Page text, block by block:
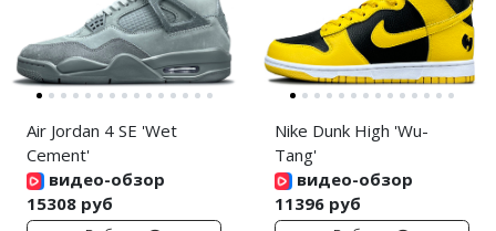
Air Jordan 4 SE 'Wet
Cement'
видео-обзор
15308 руб
Nike Dunk High 'Wu-
Tang'
видео-обзор
11396 руб